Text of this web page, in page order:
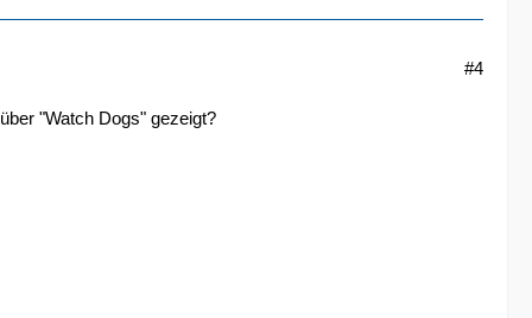
#4
"Watch Dogs" gezeigt?